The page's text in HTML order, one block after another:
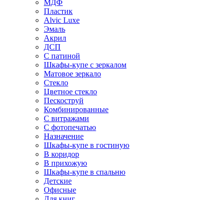
МДФ
Пластик
Alvic Luxe
Эмаль
Акрил
ДСП
С патиной
Шкафы-купе с зеркалом
Матовое зеркало
Стекло
Цветное стекло
Пескоструй
Комбинированные
С витражами
С фотопечатью
Назначение
Шкафы-купе в гостиную
В коридор
В прихожую
Шкафы-купе в спальню
Детские
Офисные